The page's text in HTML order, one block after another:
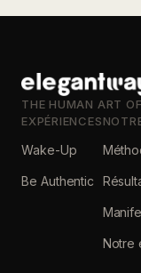
THE HUMAN ART
EXPÉRIENCES
Wake-Up
Be Authentic
Notre